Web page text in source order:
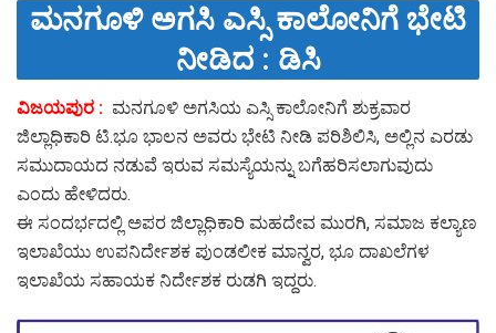
ಮನಗೂಳಿ ಅಗಸಿ ಎಸ್ಸಿ ಕಾಲೋನಿಗೆ ಭೇಟಿ
ನೀಡಿದ : ಡಿಸಿ
ವಿಜಯಪುರ : ಮನಗೂಳಿ ಅಗಸಿಯ ಎಸ್ಸಿ ಕಾಲೋನಿಗೆ ಶುಕ್ರವಾರ
ಜಿಲ್ಲಾಧಿಕಾರಿ ಟಿ.ಭೂ ಭಾಲನ ಅವರು ಭೇಟಿ ನೀಡಿ ಪರಿಶಿಲಿಸಿ, ಅಲ್ಲಿನ ಎರಡು
ಸಮುದಾಯದ ನಡುವೆ ಇರುವ ಸಮಸ್ಯೆಯನ್ನು ಬಗೆಹರಿಸಲಾಗುವುದು
ಎಂದು ಹೇಳಿದರು.
ಈ ಸಂದರ್ಭದಲ್ಲಿ ಅಪರ ಜಿಲ್ಲಾಧಿಕಾರಿ ಮಹದೇವ ಮುರಗಿ, ಸಮಾಜ ಕಲ್ಯಾಣ
ಇಲಾಖೆಯು ಉಪನಿರ್ದೇಶಕ ಪುಂಡಲೀಕ ಮಾನ್ವರ, ಭೂ ದಾಖಲೆಗಳ
ಇಲಾಖೆಯ ಸಹಾಯಕ ನಿರ್ದೇಶಕ ರುಡಗಿ ಇದ್ದರು.